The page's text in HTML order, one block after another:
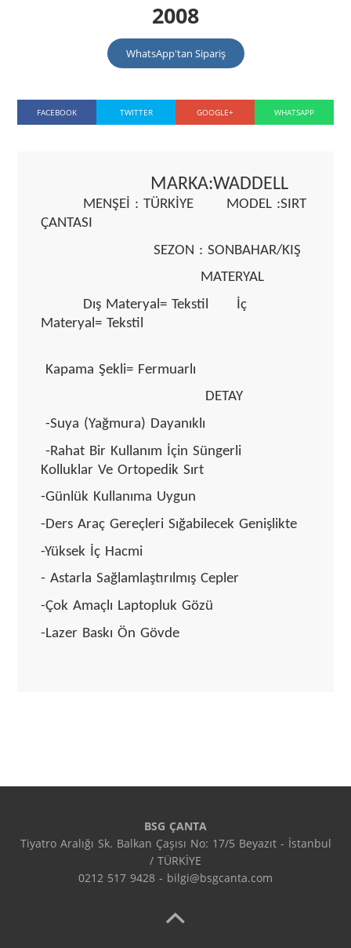
2008
WhatsApp'tan Sipariş
FACEBOOK TWITTER GOOGLE+ WHATSAPP
MARKA:WADDELL
MENŞEİ : TÜRKİYE MODEL :SIRT
ÇANTASI
SEZON : SONBAHAR/KIŞ
MATERYAL
Dış Materyal= Tekstil İç
Materyal= Tekstil
Kapama Şekli= Fermuarlı
DETAY
-Suya (Yağmura) Dayanıklı
-Rahat Bir Kullanım İçin Süngerli
Kolluklar Ve Ortopedik Sırt
-Günlük Kullanıma Uygun
-Ders Araç Gereçleri Sığabilecek Genişlikte
-Yüksek İç Hacmi
- Astarla Sağlamlaştırılmış Cepler
-Çok Amaçlı Laptopluk Gözü
-Lazer Baskı Ön Gövde
BSG ÇANTA
Tiyatro Aralığı Sk. Balkan Çaşısı No: 17/5 Beyazıt - İstanbul
/ TÜRKİYE
0212 517 9428 - bilgi@bsgcanta.com